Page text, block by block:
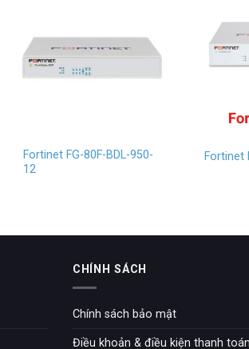
Fortinet FG-80F-BDL-950-
12
Fortinet
CHÍNH SÁCH
Chính sách bảo mật
Điều khoản & điều kiện thanh toán